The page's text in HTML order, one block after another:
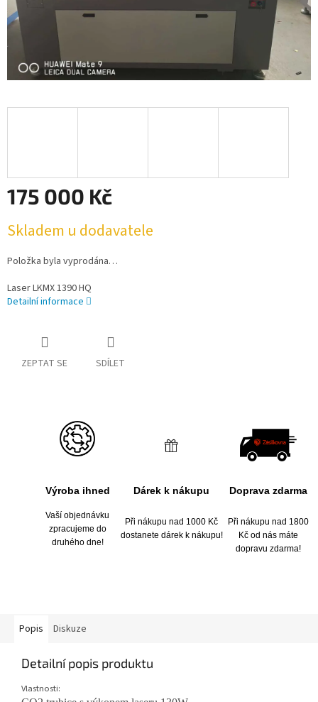
175 000 Kč
cena:
Skladem u dodavatele
Položka byla vyprodána…
Laser LKMX 1390 HQ
Detailní informace
ZEPTAT SE SDÍLET
Výroba ihned Dárek k nákupu Doprava zdarma
Vaší objednávku
zpracujeme do
druhého dne!
Při nákupu nad 1000 Kč
dostanete dárek k nákupu!
Při nákupu nad 1800
Kč od nás máte
dopravu zdarma!
Popis Diskuze
Detailní popis produktu
Vlastnosti: